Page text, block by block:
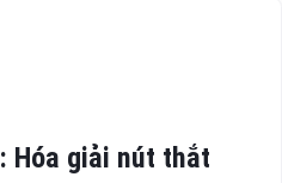
Hóa giải nút thắt